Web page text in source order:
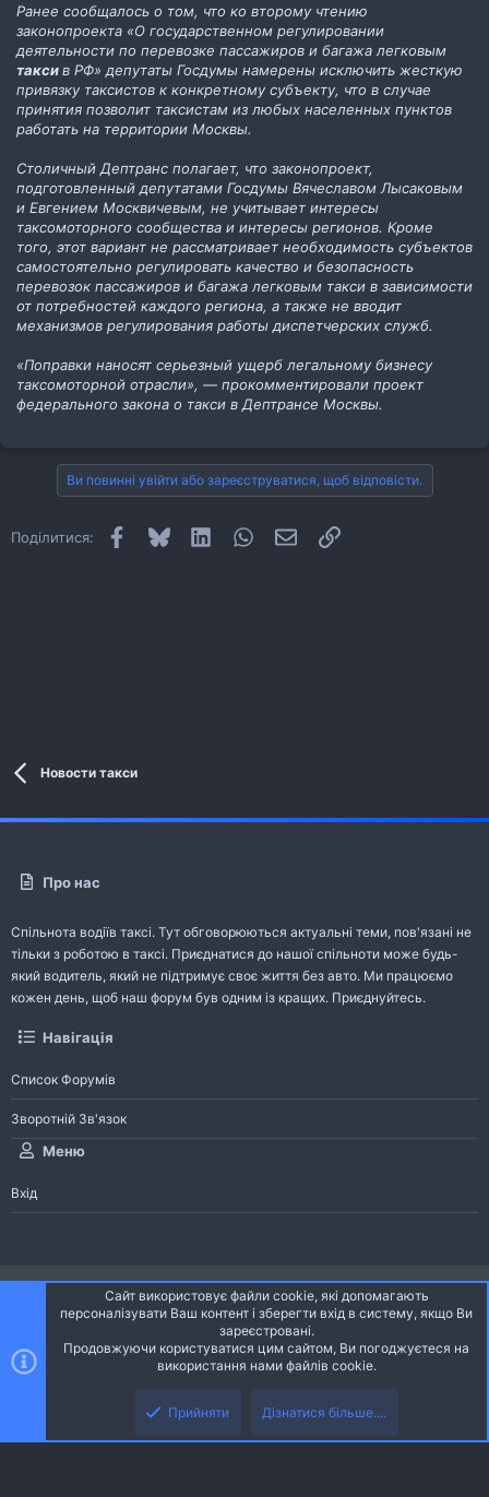
Ранее сообщалось о том, что ко второму чтению
законопроекта «О государственном регулировании
деятельности по перевозке пассажиров и багажа легковым
таксив РФ» депутаты Госдумы намерены исключить жесткую
привязку таксистов к конкретному субъекту, что в случае
принятия позволит таксистам из любых населенных пунктов
работать на территории Москвы.
Столичный Дептранс полагает, что законопроект,
подготовленный депутатами Госдумы Вячеславом Лысаковым
и Евгением Москвичевым, не учитывает интересы
таксомоторного сообщества и интересы регионов. Кроме
того, этот вариант не рассматривает необходимость субъектов
самостоятельно регулировать качество и безопасность
перевозок пассажиров и багажа легковым такси в зависимости
от потребностей каждого региона, а также не вводит
механизмов регулирования работы диспетчерских служб.
«Поправки наносят серьезный ущерб легальному бизнесу
таксомоторной отрасли», — прокомментировали проект
федерального закона о такси в Дептрансе Москвы.
Ви повинні увійти або зареєструватися, щоб відповісти.
Поділитися: Facebook
Bluesky LinkedInWhatsApp
E-mailПосилання
Новости такси
Про нас
Спільнота водіїв таксі. Тут обговорюються актуальні теми, пов'язані не
тільки з роботою в таксі. Приєднатися до нашої спільноти може будь-
який водитель, який не підтримує своє життя без авто. Ми працюємо
кожен день, щоб наш форум був одним із кращих. Приєднуйтесь.
Навігація
Список Форумів
Зворотній Зв'язок
Меню
Вхід
Ніч
Українська (UA)
S
Community platform by XenForo® © 2010-2026 XenForo Ltd.
Community platform by XenForo © 2010-2022 XenForo Ltd. | dev: Pages
Сайт використовує файли cookie, які допомагають
персоналізувати Ваш контент і зберегти вхід в систему, якщо Ви
зареєстровані.
Продовжуючи користуватися цим сайтом, Ви погоджуєтеся на
використання нами файлів cookie.
Прийняти Дізнатися більше....